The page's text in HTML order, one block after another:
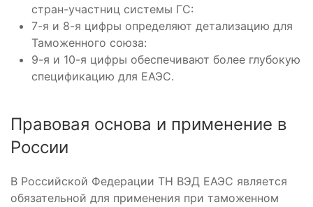
стран-участниц системы ГС:
7-я и 8-я цифры определяют детализацию для
Таможенного союза:
9-я и 10-я цифры обеспечивают более глубокую
спецификацию для ЕАЭС.
Правовая основа и применение в
России
В Российской Федерации ТН ВЭД ЕАЭС является
обязательной для применения при таможенном